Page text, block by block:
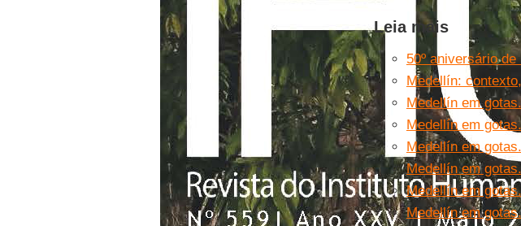
Leia mais
50º aniversário
Medellín:
Medellín em
Medellín em
Medellín em
Medellín em
Medellín em
Medellín em